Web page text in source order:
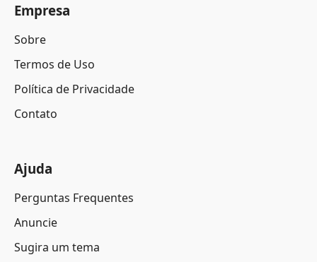
Empresa
Sobre
Termos de Uso
Política de Privacidade
Contato
Ajuda
Perguntas Frequentes
Anuncie
Sugira um tema